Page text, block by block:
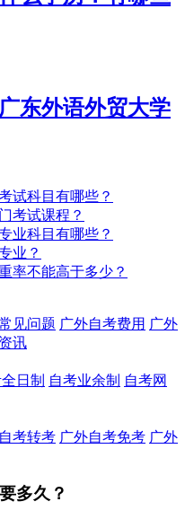
东外语外贸大学
试科目有哪些？
考试课程？
业科目有哪些？
业？
率不能高于多少？
见问题 广外自考费用 广外
讯
日制 自考业余制 自考网
考转考 广外自考免考 广外
多久？